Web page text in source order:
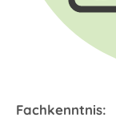
Fachkenntnis: